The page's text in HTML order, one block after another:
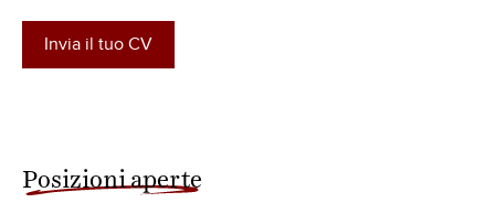
Invia il tuo CV
Posizioni aperte